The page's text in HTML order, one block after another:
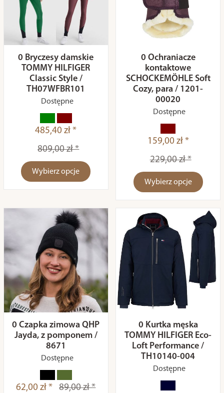
0 Bryczesy damskie
TOMMY HILFIGER
Classic Style /
TH07WFBR101
Dostępne
485,40 zł *
809,00 zł *
Wybierz opcje
0 Ochraniacze
kontaktowe
SCHOCKEMÖHLE Soft
Cozy, para / 1201-
00020
Dostępne
159,00 zł *
229,00 zł *
Wybierz opcje
0 Czapka zimowa QHP
Jayda, z pomponem /
8671
Dostępne
62,00 zł * 89,00 zł *
0 Kurtka męska
TOMMY HILFIGER Eco-
Loft Performance /
TH10140-004
Dostępne